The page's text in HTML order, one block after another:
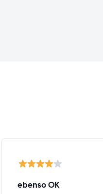
ebenso OK